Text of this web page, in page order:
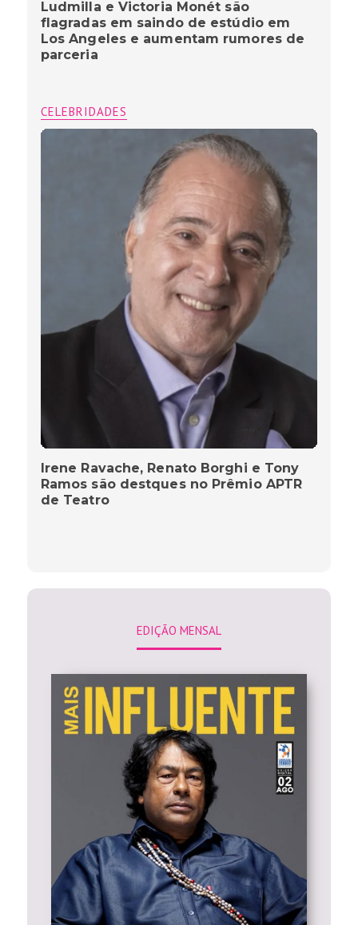
Ludmilla e Victoria Monét são
flagradas em saindo de estúdio em
Los Angeles e aumentam rumores de
parceria
CELEBRIDADES
Irene Ravache, Renato Borghi e Tony
Ramos são destques no Prêmio APTR
de Teatro
EDIÇÃO MENSAL